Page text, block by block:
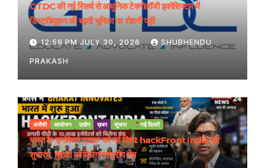
GTDC की नई रिसर्च से आधुनिक टेक्नोलॉजी इकोसिस्टम में
डिस्ट्रीब्यूशन की बढ़ती भूमिका पर रोशनी पड़ी
12:59 PM JULY 30, 2026 SHUBHENDU
PRAKASH
अजेंसी आयोजन उद्योग ख़बर सूचना नई दिल्ली
भारत के ‘इनोवेशन दशक’ को नई दिशा: hackFront India का
शुभारंभ, युवाओं को मिलेगा राष्ट्रीय मंच